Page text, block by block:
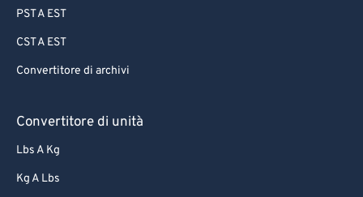
PST A EST
CST A EST
Convertitore di archivi
Convertitore di unità
Lbs A Kg
Kg A Lbs